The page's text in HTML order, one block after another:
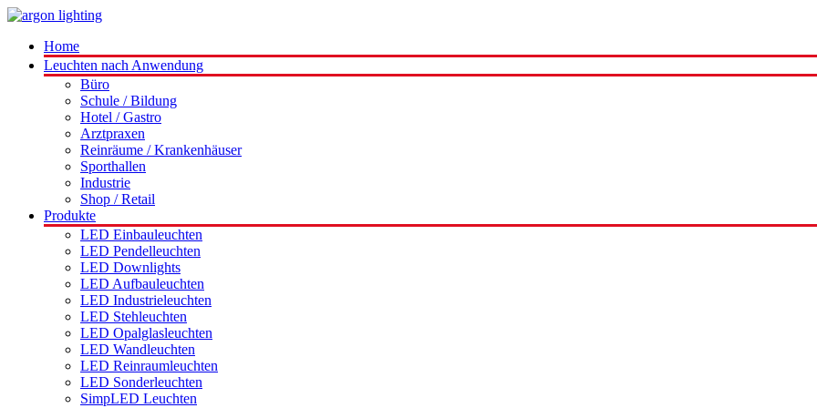
Home
Leuchten nach Anwendung
Büro
Schule / Bildung
Hotel / Gastro
Arztpraxen
Reinräume / Krankenhäuser
Sporthallen
Industrie
Shop / Retail
Produkte
LED Einbauleuchten
LED Pendelleuchten
LED Downlights
LED Aufbauleuchten
LED Industrieleuchten
LED Stehleuchten
LED Opalglasleuchten
LED Wandleuchten
LED Reinraumleuchten
LED Sonderleuchten
SimpLED Leuchten